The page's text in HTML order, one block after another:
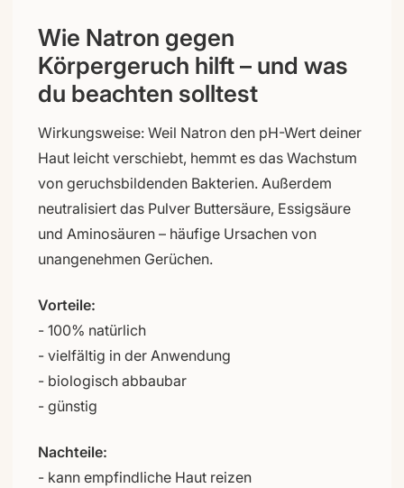
Wie Natron gegen
Körpergeruch hilft – und was
du beachten solltest
Wirkungsweise: Weil Natron den pH-Wert deiner
Haut leicht verschiebt, hemmt es das Wachstum
von geruchsbildenden Bakterien. Außerdem
neutralisiert das Pulver Buttersäure, Essigsäure
und Aminosäuren – häufige Ursachen von
unangenehmen Gerüchen.
Vorteile:
- 100% natürlich
- vielfältig in der Anwendung
- biologisch abbaubar
- günstig
Nachteile:
- kann empfindliche Haut reizen